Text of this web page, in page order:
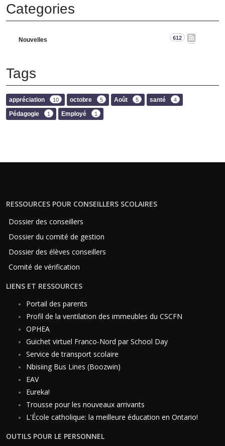
Categories
Nouvelles 612
Tags
appréciation 10 octobre 5 Août 5 santé 4
Pédagogie 1 Employé 1
RESSOURCES POUR CONSEILLERS SCOLAIRES
Dossier des conseillers
Dossier du comité de gestion
Dossier des élèves conseillers
Comité de vérification
LIENS ET RESSOURCES
Portail des parents
Profil de la ventilation des immeubles du CSCFN
OPHEA
Guichet virtuel Franco-Nord par School Day
Service de transport scolaire
Nbisiing Bus Lines (Boozwin)
EAV
Eureka!
Trousse pour les nouveaux arrivants
L'École catholique: la meilleure éducation en Ontario!
OUTILS POUR LE PERSONNEL